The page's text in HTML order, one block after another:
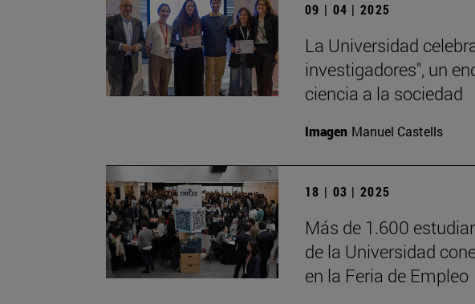
09 | 04 | 2025
La Universidad
investigadores", un
ciencia a la sociedad
Imagen Manuel Castells
18 | 03 | 2025
Más de 1.600
de la Universidad
en la Feria de Empleo